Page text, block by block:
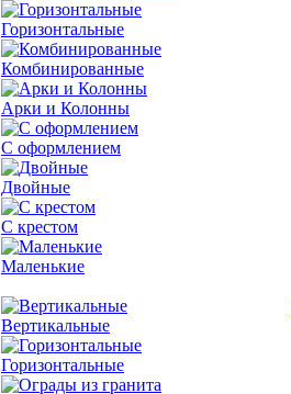
Горизонтальные
Комбинированные
Арки и Колонны
С оформлением
Двойные
С крестом
Маленькие
Вертикальные
Горизонтальные